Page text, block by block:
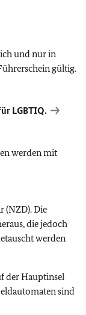
und nur in
gültig.
LGBTIQ.
werden mit
(NZD). Die
die jedoch
werden
der Hauptinsel
sind